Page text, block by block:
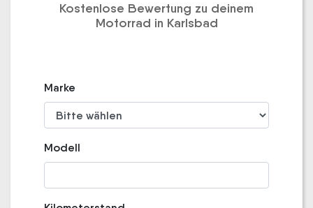
Kostenlose Bewertung zu deinem
Motorrad in Karlsbad
Marke
Modell